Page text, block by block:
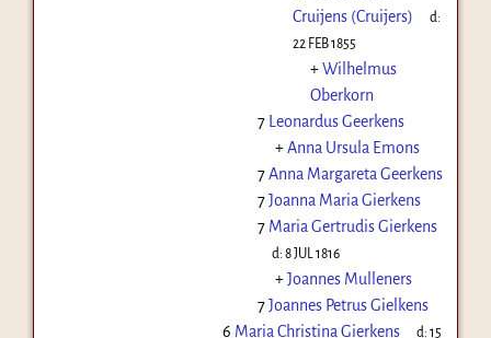
Cruijens (Cruijers)
d:
22 FEB 1855
+Wilhelmus
Oberkorn
7 Leonardus Geerkens
+Anna Ursula Emons
7Anna Margareta Geerkens
7Joanna Maria Gierkens
7 Maria Gertrudis Gierkens
d:8 JUL 1816
+Joannes Mulleners
7Joannes Petrus Gielkens
6 Maria Christina Gierkens d:15